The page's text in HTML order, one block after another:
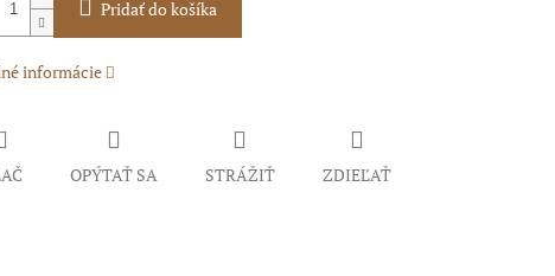
Pridať do košíka
informácie
OPÝTAŤ SA STRÁŽIŤ ZDIEĽAŤ